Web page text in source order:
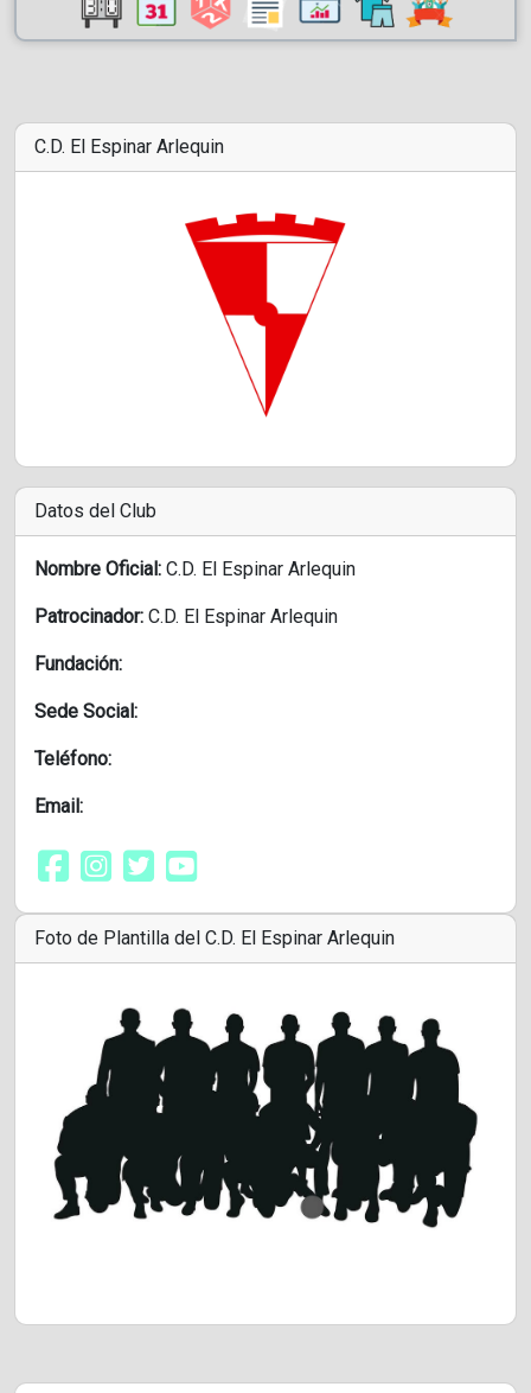
C.D. El Espinar Arlequin
Datos del Club
Nombre Oficial: C.D. El Espinar Arlequin
Patrocinador: C.D. El Espinar Arlequin
Fundación:
Sede Social:
Teléfono:
Email:
Foto de Plantilla del C.D. El Espinar Arlequin